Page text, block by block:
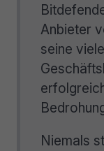
Anbieter
seine
Niemals